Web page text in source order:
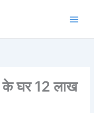
के घर 12 लाख